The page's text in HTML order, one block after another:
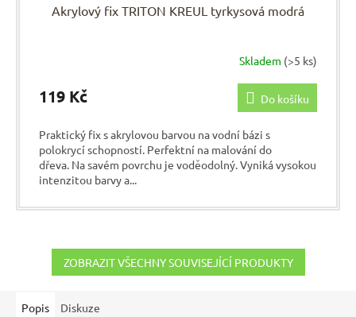
Akrylový fix TRITON KREUL tyrkysová modrá
Skladem (>5 ks)
119 Kč Do košíku
Praktický fix s akrylovou barvou na vodní bázi s
polokrycí schopností. Perfektní na malování do
dřeva. Na savém povrchu je voděodolný. Vyniká vysokou
intenzitou barvy a...
ZOBRAZIT VŠECHNY SOUVISEJÍCÍ PRODUKTY
Popis Diskuze